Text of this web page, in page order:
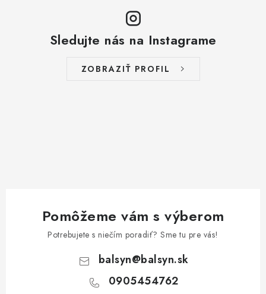
Sledujte nás na Instagrame
ZOBRAZIŤ PROFIL
Pomôžeme vám s výberom
Potrebujete s niečím poradiť? Sme tu pre vás!
balsyn@balsyn.sk
0905454762